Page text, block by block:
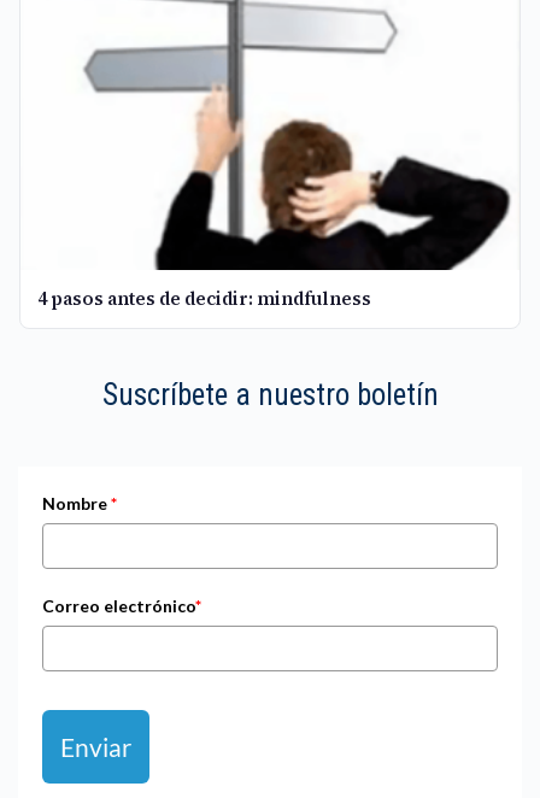
4 pasos antes de decidir: mindfulness
Suscríbete a nuestro boletín
Nombre*
Correo electrónico*
Enviar